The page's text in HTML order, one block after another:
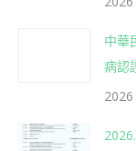
中華
病認